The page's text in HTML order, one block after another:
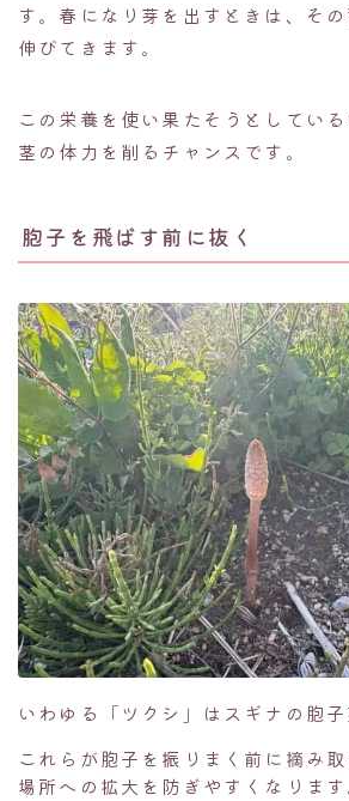
す。春になり芽を出すときは、そ
伸びてきます。
この栄養を使い果たそうとしてい
茎の体力を削るチャンスです。
胞子を飛ばす前に抜く
いわゆる「ツクシ」はスギナの胞子
これらが胞子を振りまく前に摘み
場所への拡大を防ぎやすくなります